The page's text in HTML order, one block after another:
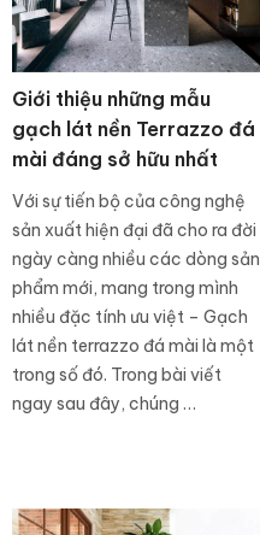
Giới thiệu những mẫu
gạch lát nền Terrazzo đá
mài đáng sở hữu nhất
Với sự tiến bộ của công nghệ
sản xuất hiện đại đã cho ra đời
ngày càng nhiều các dòng sản
phẩm mới, mang trong mình
nhiều đặc tính ưu việt – Gạch
lát nền terrazzo đá mài là một
trong số đó. Trong bài viết
ngay sau đây, chúng …